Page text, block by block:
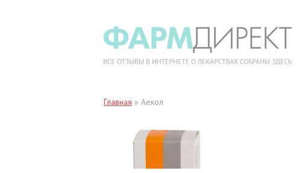
Главная » Аекол